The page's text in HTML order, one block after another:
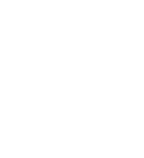
costaba 105 millones de euros
Ceuta suma 82 fallecidos en el
Huelva eleva a emergencia el
Juanfran Funes, sobre el duro
“Por momentos nos hemos metido
Ya se han estrenado los tres